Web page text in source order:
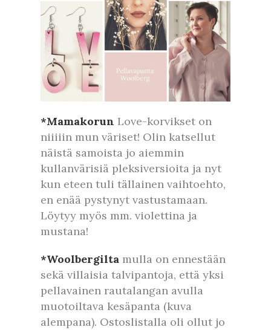
*Mamakorun Love-korvikset on
niiiiin mun väriset! Olin katsellut
näistä samoista jo aiemmin
kullanvärisiä pleksiversioita ja nyt
kun eteen tuli tällainen vaihtoehto,
en enää pystynyt vastustamaan.
Löytyy myös mm. violettina ja
mustana!
*Woolbergilta mulla on ennestään
sekä villaisia talvipantoja, että yksi
pellavainen rautalangan avulla
muotoiltava kesäpanta (kuva
alempana). Ostoslistalla oli ollut jo